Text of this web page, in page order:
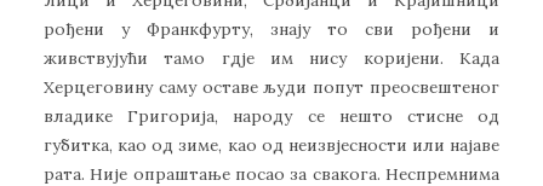
рођени у Франкфурту, знају то сви рођени и
живствујући тамо гдје им нису коријени. Када
Херцеговину саму оставе људи попут преосвештеног
владике Григорија, народу се нешто стисне од
губитка, као од зиме, као од неизвјесности или најаве
рата. Није опраштање посао за свакога. Неспремнима